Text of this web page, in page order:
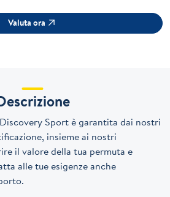
Valuta ora
Sport è garantita dai nostri
insieme ai nostri
il valore della tua permuta e
alle tue esigenze anche